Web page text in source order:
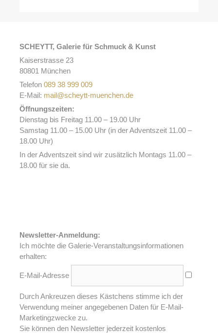
SCHEYTT, Galerie für Schmuck & Kunst
Kaiserstrasse 23
80801 München
Telefon 089 38 999 009
E-Mail: mail@scheytt-muenchen.de
Öffnungszeiten:
Dienstag bis Freitag 11.00 – 19.00 Uhr
Samstag 11.00 – 15.00 Uhr (in der Adventszeit 11.00 –
18.00 Uhr)
In der Adventszeit sind wir zusätzlich Montags 11.00 –
18.00 für sie da.
Newsletter-Anmeldung:
Ich möchte die Galerie-Veranstaltungsinformationen
erhalten:
E-Mail-Adresse
Durch Ankreuzen dieses Kästchens stimme ich der
Verwendung meiner angegebenen Daten für E-Mail-
Marketingzwecke zu.
Sie können den Newsletter jederzeit kostenlos